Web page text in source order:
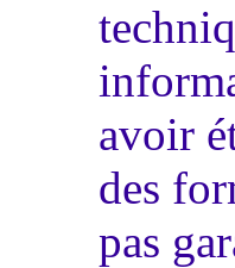
avoir
des
pas